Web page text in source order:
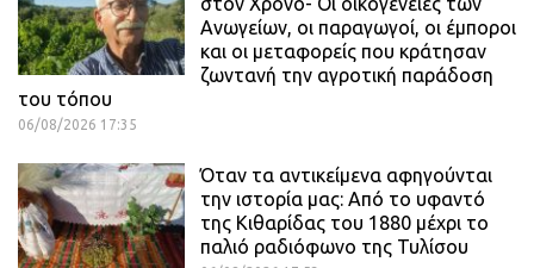
Ανωγείων, οι παραγωγοί, οι έμποροι
και οι μεταφορείς που κράτησαν
ζωντανή την αγροτική παράδοση
του τόπου
06/08/2026 17:35
Όταν τα αντικείμενα αφηγούνται
την ιστορία μας: Από το υφαντό
της Κιθαρίδας του 1880 μέχρι το
παλιό ραδιόφωνο της Τυλίσου